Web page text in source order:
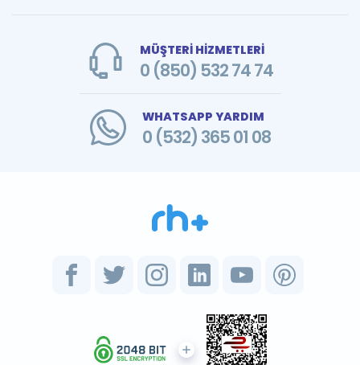
MÜŞTERİ HİZMETLERİ
0 (850) 532 74 74
WHATSAPP YARDIM
0 (532) 365 01 08